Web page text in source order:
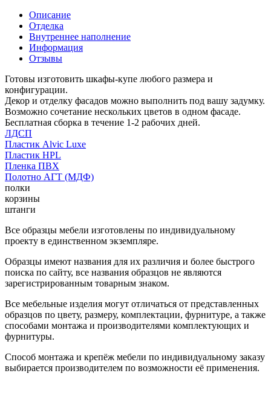
Описание
Отделка
Внутреннее наполнение
Информация
Отзывы
Готовы изготовить шкафы-купе любого размера и
конфигурации.
Декор и отделку фасадов можно выполнить под вашу задумку.
Возможно сочетание нескольких цветов в одном фасаде.
Бесплатная сборка в течение 1-2 рабочих дней.
ЛДСП
Пластик Alvic Luxe
Пластик HPL
Пленка ПВХ
Полотно АГТ (МДФ)
полки
корзины
штанги
Все образцы мебели изготовлены по индивидуальному
проекту в единственном экземпляре.
Образцы имеют названия для их различия и более быстрого
поиска по сайту, все названия образцов не являются
зарегистрированным товарным знаком.
Все мебельные изделия могут отличаться от представленных
образцов по цвету, размеру, комплектации, фурнитуре, а также
способами монтажа и производителями комплектующих и
фурнитуры.
Способ монтажа и крепёж мебели по индивидуальному заказу
выбирается производителем по возможности её применения.